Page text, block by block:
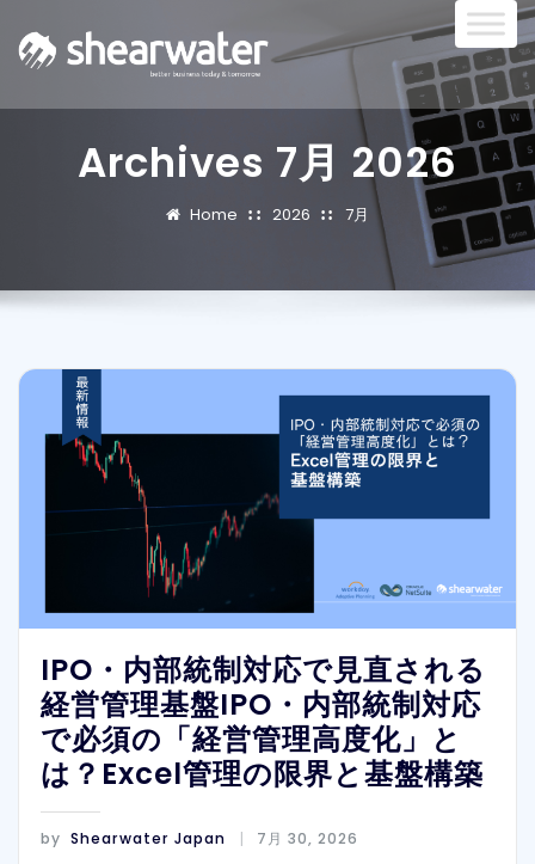
Archives 7月 2026
Home 2026 7月
IPO・内部統制対応で見直される
経営管理基盤IPO・内部統制対応
で必須の「経営管理高度化」と
は？Excel管理の限界と基盤構築
by Shearwater Japan 7月 30, 2026